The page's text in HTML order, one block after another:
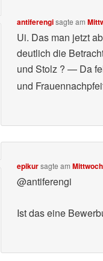
antiferengisagte am
Ui. Das man jetzt
deutlich die
und Stolz ? — Da
und
epikursagte am
@antiferengi
Ist das eine